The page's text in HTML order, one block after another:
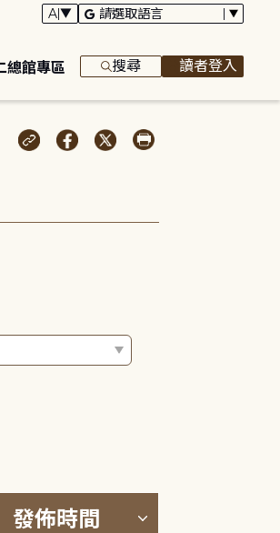
總館專區 搜尋 讀者登入
單位排序 (升降冪)
發佈時間 按發佈時間